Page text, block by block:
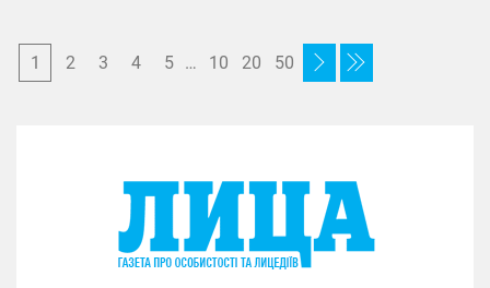
1 2 3 4 5 … 10 20 50